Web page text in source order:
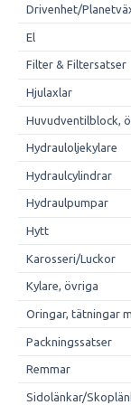
Drivenhet/
El
Filter & Filtersatser
Hjulaxlar
Huvudventilblock,
Hydrauloljekylare
Hydraulcylindrar
Hydraulpumpar
Hytt
Karosseri/Luckor
Kylare, övriga
Oringar, tätningar
Packningssatser
Remmar
Sidolänkar/